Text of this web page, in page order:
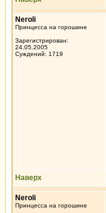
Neroli
Принцесса на горошине
Зарегистрирован:
24.05.2005
Суждений: 1719
Наверх
Neroli
Принцесса на горошине